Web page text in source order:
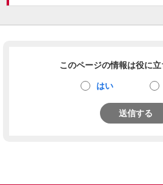
このページの情報は役に立
はい
送信する